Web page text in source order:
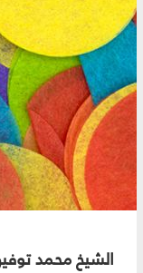
الشيخ محمد